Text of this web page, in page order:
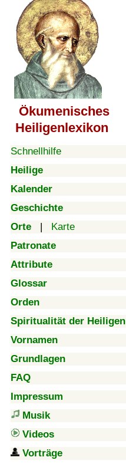
Ökumenisches
Heiligenlexikon
Schnellhilfe
Heilige
Kalender
Geschichte
Orte | Karte
Patronate
Attribute
Glossar
Orden
Spiritualität der Heiligen
Vornamen
Grundlagen
FAQ
Impressum
Musik
Videos
Vorträge